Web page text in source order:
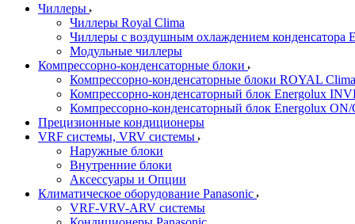
Чиллеры
Чиллеры Royal Clima
Чиллеры с воздушным охлаждением конденсатора
Модульные чиллеры
Компрессорно-конденсаторные блоки
Компрессорно-конденсаторные блоки ROYAL Clima
Компрессорно-конденсаторный блок Energolux
Компрессорно-конденсаторный блок Energolux ON/
Прецизионные кондиционеры
VRF системы, VRV системы
Наружные блоки
Внутренние блоки
Аксессуары и Опции
Климатическое оборудование Panasonic
VRF-VRV-ARV системы